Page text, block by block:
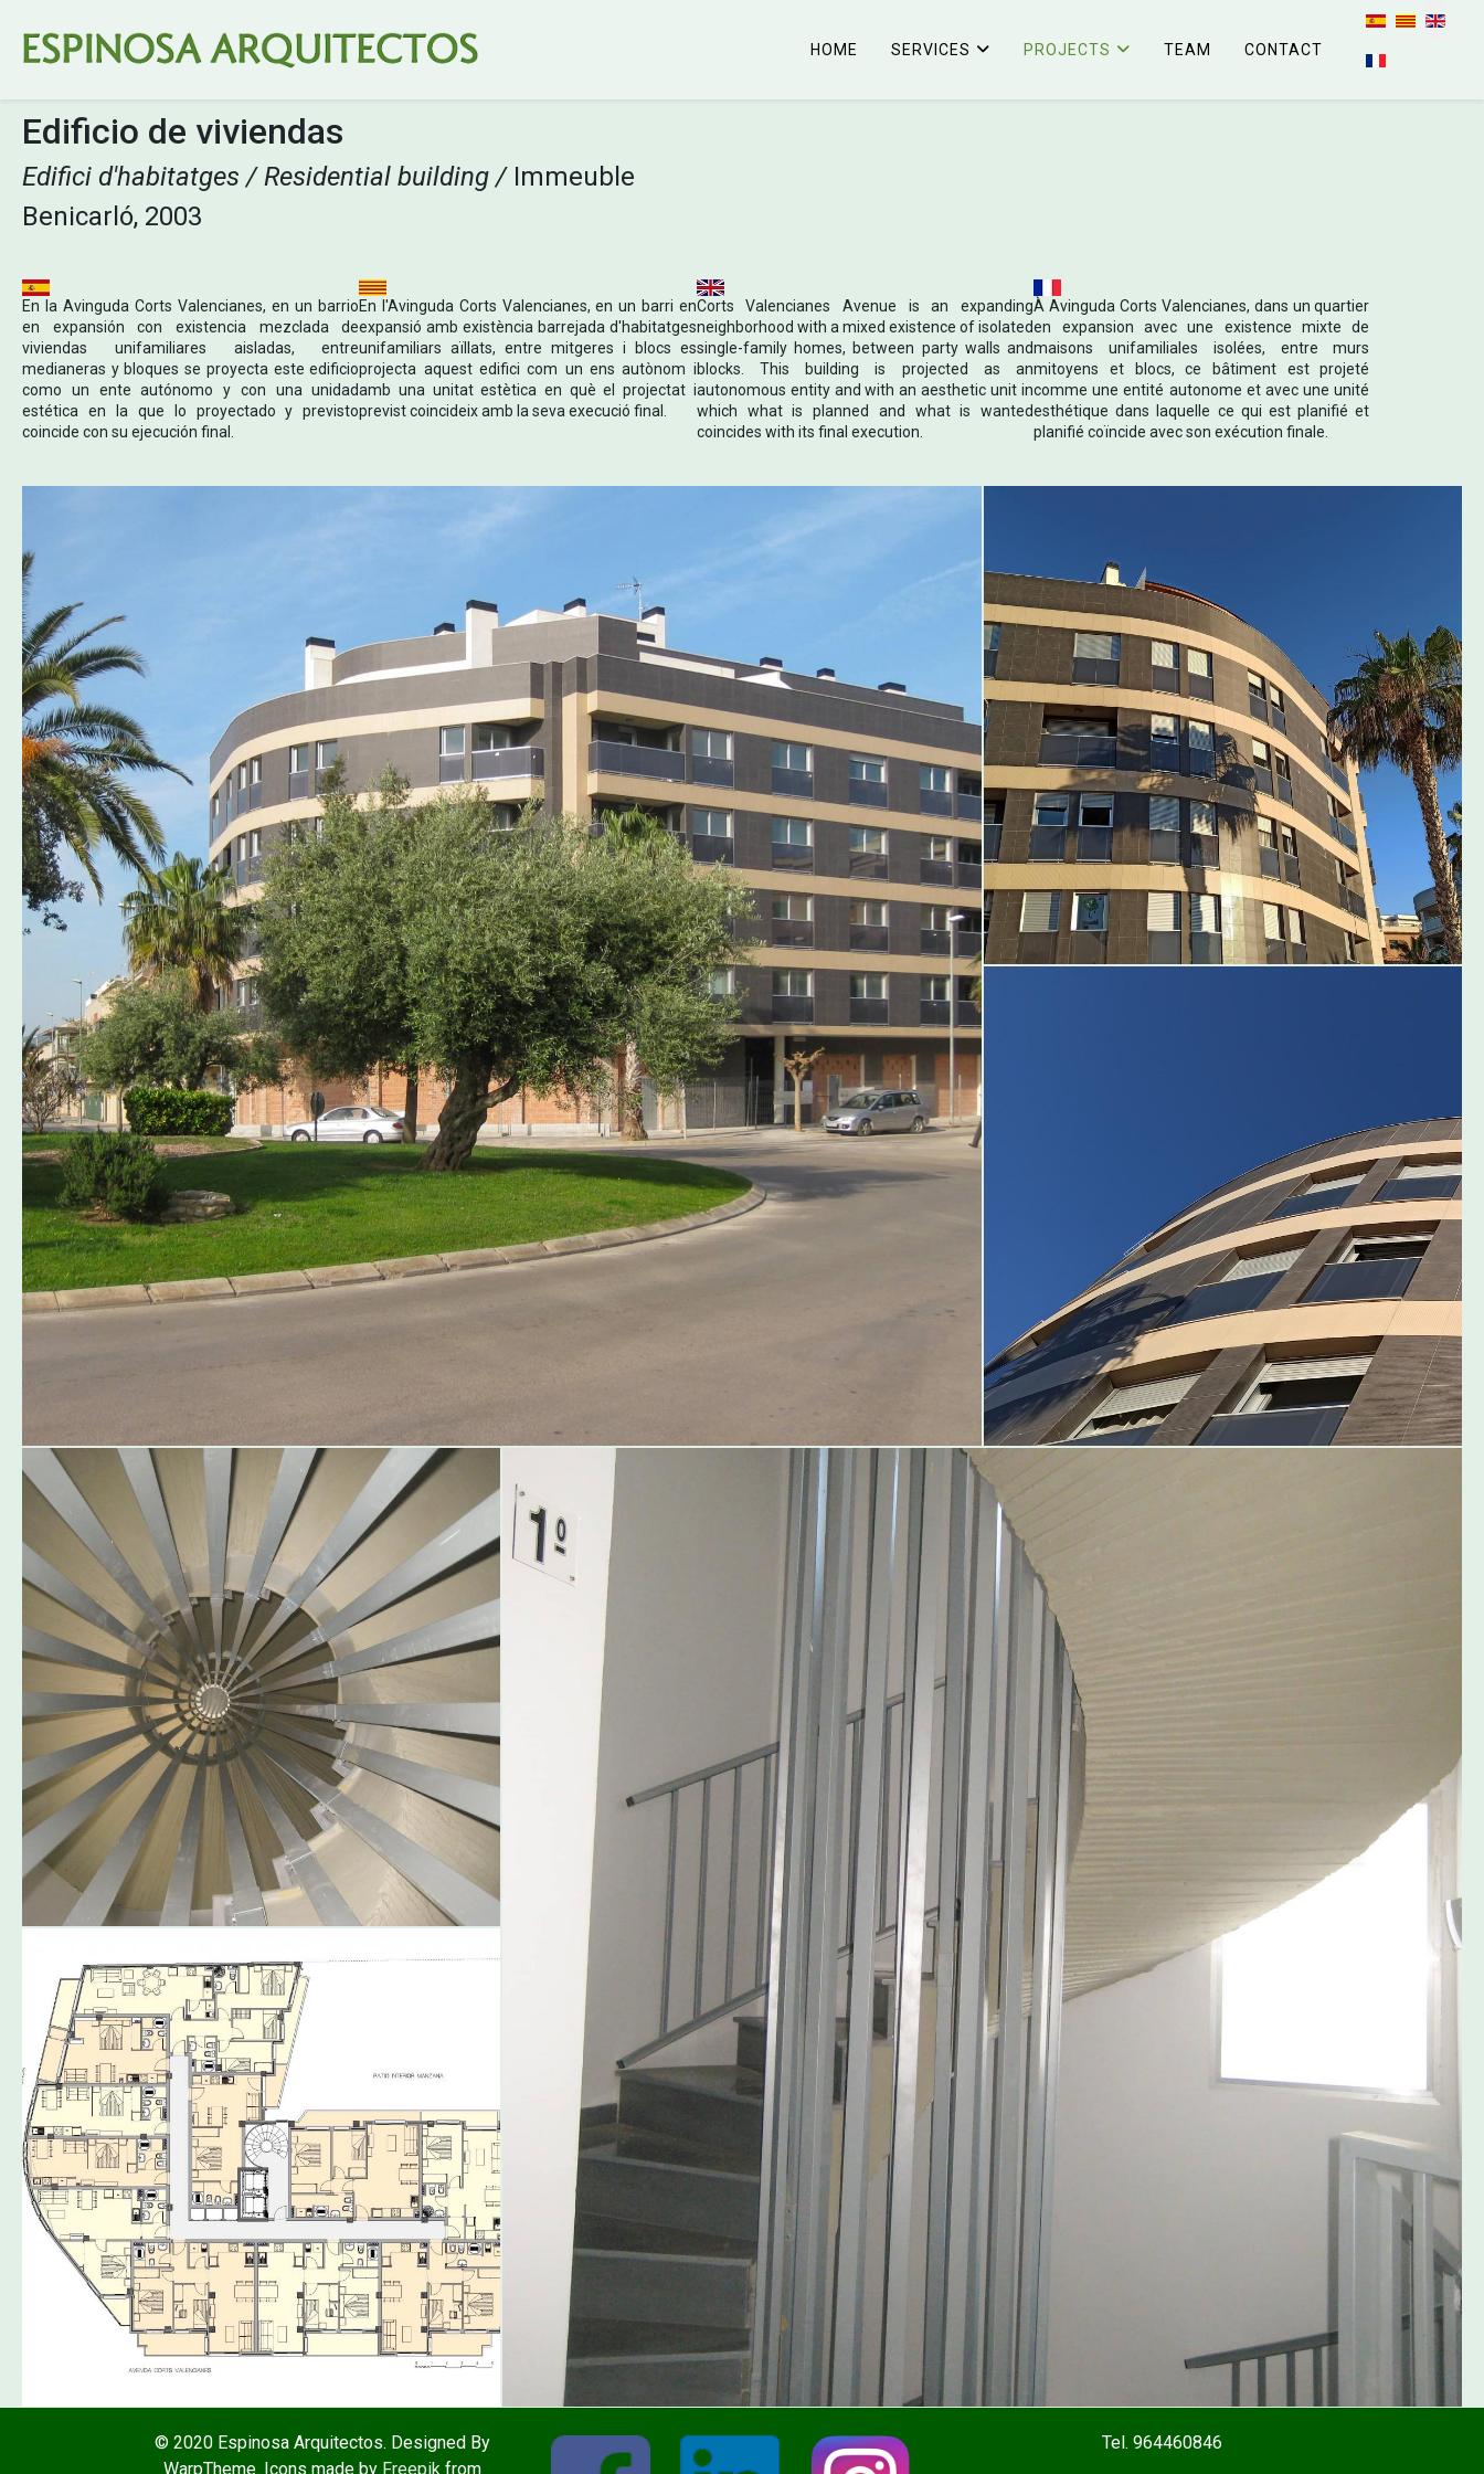
HOME SERVICES PROJECTS TEAM CONTACT
Select your
Edificio de viviendas
Edifici d'habitatges / Residential building / Immeuble
Benicarló, 2003
En la Avinguda Corts Valencianes, en un barrio
en expansión con existencia mezclada de
viviendas unifamiliares aisladas, entre
medianeras y bloques se proyecta este edificio
como un ente autónomo y con una unidad
estética en la que lo proyectado y previsto
coincide con su ejecución final.
En l'Avinguda Corts Valencianes, en un barri en
expansió amb existència barrejada d'habitatges
unifamiliars aïllats, entre mitgeres i blocs es
projecta aquest edifici com un ens autònom i
amb una unitat estètica en què el projectat i
previst coincideix amb la seva execució final.
Corts Valencianes Avenue is an expanding
neighborhood with a mixed existence of isolated
single-family homes, between party walls and
blocks. This building is projected as an
autonomous entity and with an aesthetic unit in
which what is planned and what is wanted
coincides with its final execution.
À Avinguda Corts Valencianes, dans un quartier
en expansion avec une existence mixte de
maisons unifamiliales isolées, entre murs
mitoyens et blocs, ce bâtiment est projeté
comme une entité autonome et avec une unité
esthétique dans laquelle ce qui est planifié et
planifié coïncide avec son exécution finale.
© 2020 Espinosa Arquitectos. Designed By
WarpTheme. Icons made by Freepik from
Tel. 964460846